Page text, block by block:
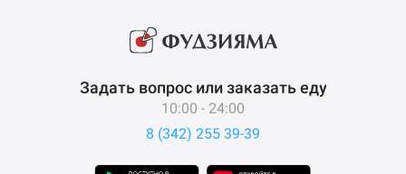
Задать вопрос или заказать еду
10:00 - 24:00
8 (342) 255 39-39